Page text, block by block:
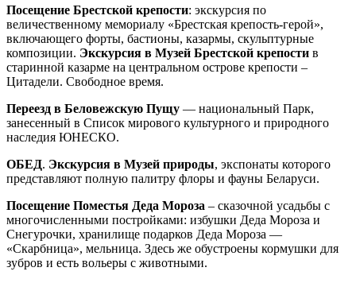
Посещение Брестской крепости: экскурсия по
величественному мемориалу «Брестская крепость-герой»,
включающего форты, бастионы, казармы, скульптурные
композиции. Экскурсия в Музей Брестской крепости в
старинной казарме на центральном острове крепости –
Цитадели. Свободное время.
Переезд в Беловежскую Пущу — национальный Парк,
занесенный в Список мирового культурного и природного
наследия ЮНЕСКО.
ОБЕД. Экскурсия в Музей природы, экспонаты которого
представляют полную палитру флоры и фауны Беларуси.
Посещение Поместья Деда Мороза – сказочной усадьбы с
многочисленными постройками: избушки Деда Мороза и
Снегурочки, хранилище подарков Деда Мороза —
«Скарбница», мельница. Здесь же обустроены кормушки для
зубров и есть вольеры с животными.